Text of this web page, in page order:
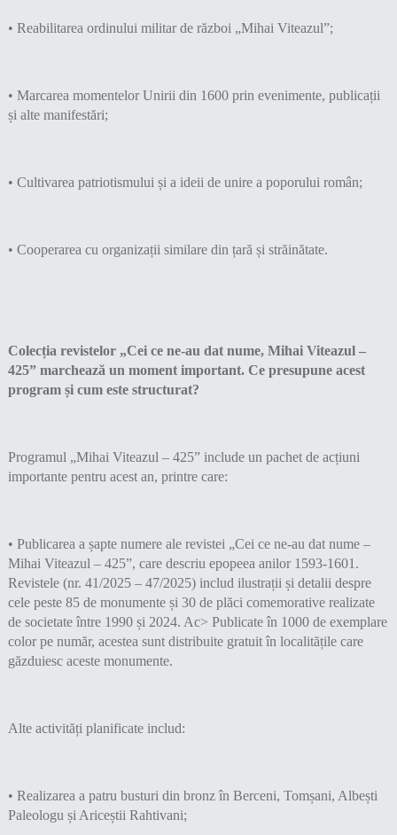
• Reabilitarea ordinului militar de război „Mihai Viteazul”;
• Marcarea momentelor Unirii din 1600 prin evenimente, publicații
și alte manifestări;
• Cultivarea patriotismului și a ideii de unire a poporului român;
• Cooperarea cu organizații similare din țară și străinătate.
Colecția revistelor „Cei ce ne-au dat nume, Mihai Viteazul –
425” marchează un moment important. Ce presupune acest
program și cum este structurat?
Programul „Mihai Viteazul – 425” include un pachet de acțiuni
importante pentru acest an, printre care:
• Publicarea a șapte numere ale revistei „Cei ce ne-au dat nume –
Mihai Viteazul – 425”, care descriu epopeea anilor 1593-1601.
Revistele (nr. 41/2025 – 47/2025) includ ilustrații și detalii despre
cele peste 85 de monumente și 30 de plăci comemorative realizate
de societate între 1990 și 2024. Ac> Publicate în 1000 de exemplare
color pe număr, acestea sunt distribuite gratuit în localitățile care
găzduiesc aceste monumente.
Alte activități planificate includ:
• Realizarea a patru busturi din bronz în Berceni, Tomșani, Albești
Paleologu și Ariceștii Rahtivani;